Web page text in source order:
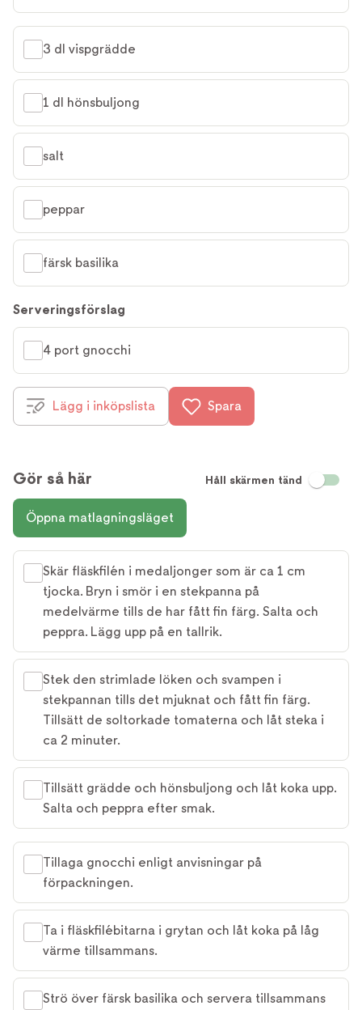
3 dl vispgrädde
1 dl hönsbuljong
salt
peppar
färsk basilika
Serveringsförslag
4 port gnocchi
Lägg i inköpslista Spara
Gör så här Håll skärmen tänd
Öppna matlagningsläget
Skär fläskfilén i medaljonger som är ca 1 cm
tjocka. Bryn i smör i en stekpanna på
medelvärme tills de har fått fin färg. Salta och
peppra. Lägg upp på en tallrik.
Stek den strimlade löken och svampen i
stekpannan tills det mjuknat och fått fin färg.
Tillsätt de soltorkade tomaterna och låt steka i
ca 2 minuter.
Tillsätt grädde och hönsbuljong och låt koka upp.
Salta och peppra efter smak.
Tillaga gnocchi enligt anvisningar på
förpackningen.
Ta i fläskfilébitarna i grytan och låt koka på låg
värme tillsammans.
Strö över färsk basilika och servera tillsammans